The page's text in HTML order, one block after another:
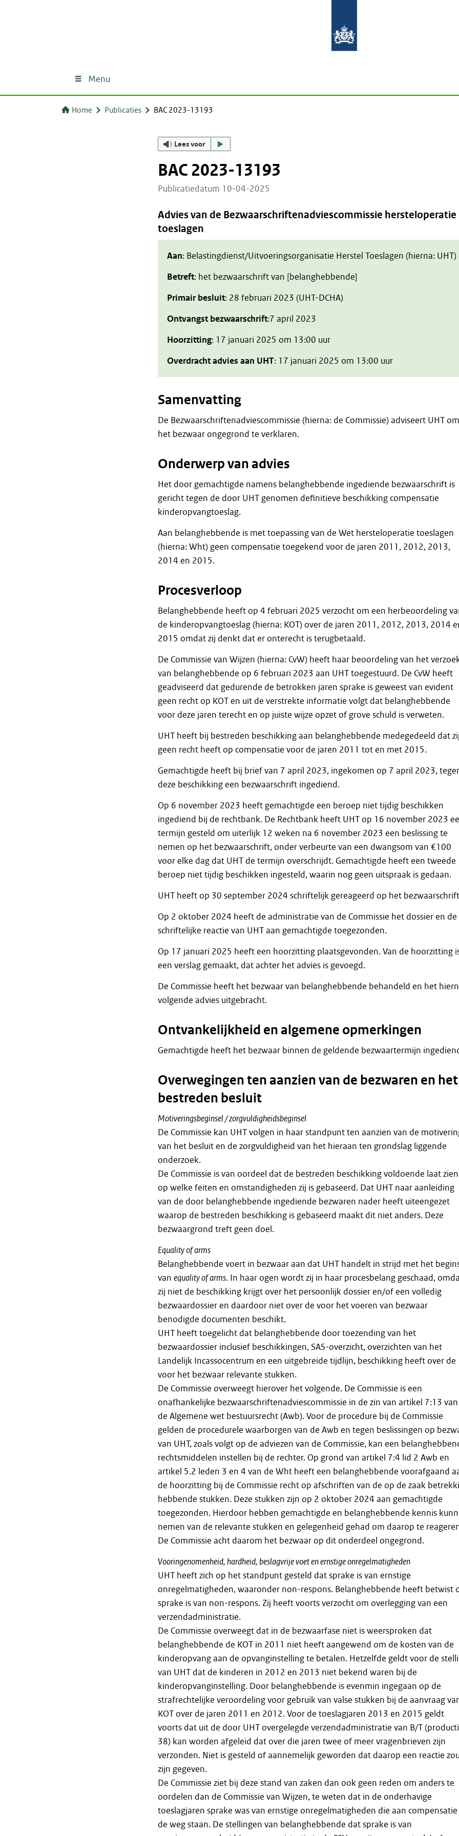
Menu
Home Publicaties BAC 2023-13193
Lees voor
BAC 2023-13193
Publicatiedatum 10-04-2025
Advies van de Bezwaarschriftenadviescommissie hersteloperatie
toeslagen
Aan: Belastingdienst/Uitvoeringsorganisatie Herstel Toeslagen (hierna: UHT)
Betreft: het bezwaarschrift van [belanghebbende]
Primair besluit: 28 februari 2023 (UHT-DCHA)
Ontvangst bezwaarschrift:7 april 2023
Hoorzitting: 17 januari 2025 om 13:00 uur
Overdracht advies aan UHT: 17 januari 2025 om 13:00 uur
Samenvatting
De Bezwaarschriftenadviescommissie (hierna: de Commissie) adviseert UHT om
het bezwaar ongegrond te verklaren.
Onderwerp van advies
Het door gemachtigde namens belanghebbende ingediende bezwaarschrift is
gericht tegen de door UHT genomen definitieve beschikking compensatie
kinderopvangtoeslag.
Aan belanghebbende is met toepassing van de Wet hersteloperatie toeslagen
(hierna: Wht) geen compensatie toegekend voor de jaren 2011, 2012, 2013,
2014 en 2015.
Procesverloop
Belanghebbende heeft op 4 februari 2025 verzocht om een herbeoordeling
de kinderopvangtoeslag (hierna: KOT) over de jaren 2011, 2012, 2013, 2014
2015 omdat zij denkt dat er onterecht is terugbetaald.
De Commissie van Wijzen (hierna: CvW) heeft haar beoordeling van het
van belanghebbende op 6 februari 2023 aan UHT toegestuurd. De CvW heeft
geadviseerd dat gedurende de betrokken jaren sprake is geweest van evident
geen recht op KOT en uit de verstrekte informatie volgt dat belanghebbende
voor deze jaren terecht en op juiste wijze opzet of grove schuld is verweten.
UHT heeft bij bestreden beschikking aan belanghebbende medegedeeld dat zij
geen recht heeft op compensatie voor de jaren 2011 tot en met 2015.
Gemachtigde heeft bij brief van 7 april 2023, ingekomen op 7 april 2023,
deze beschikking een bezwaarschrift ingediend.
Op 6 november 2023 heeft gemachtigde een beroep niet tijdig beschikken
ingediend bij de rechtbank. De Rechtbank heeft UHT op 16 november 2023
termijn gesteld om uiterlijk 12 weken na 6 november 2023 een beslissing te
nemen op het bezwaarschrift, onder verbeurte van een dwangsom van €100
voor elke dag dat UHT de termijn overschrijdt. Gemachtigde heeft een tweede
beroep niet tijdig beschikken ingesteld, waarin nog geen uitspraak is gedaan.
UHT heeft op 30 september 2024 schriftelijk gereageerd op het
Op 2 oktober 2024 heeft de administratie van de Commissie het dossier en de
schriftelijke reactie van UHT aan gemachtigde toegezonden.
Op 17 januari 2025 heeft een hoorzitting plaatsgevonden. Van de hoorzitting
een verslag gemaakt, dat achter het advies is gevoegd.
De Commissie heeft het bezwaar van belanghebbende behandeld en het
volgende advies uitgebracht.
Ontvankelijkheid en algemene opmerkingen
Gemachtigde heeft het bezwaar binnen de geldende bezwaartermijn
Overwegingen ten aanzien van de bezwaren en het
bestreden besluit
Motiveringsbeginsel / zorgvuldigheidsbeginsel
De Commissie kan UHT volgen in haar standpunt ten aanzien van de
van het besluit en de zorgvuldigheid van het hieraan ten grondslag liggende
onderzoek.
De Commissie is van oordeel dat de bestreden beschikking voldoende laat zien
op welke feiten en omstandigheden zij is gebaseerd. Dat UHT naar aanleiding
van de door belanghebbende ingediende bezwaren nader heeft uiteengezet
waarop de bestreden beschikking is gebaseerd maakt dit niet anders. Deze
bezwaargrond treft geen doel.
Equality of arms
Belanghebbende voert in bezwaar aan dat UHT handelt in strijd met het
van equality of arms. In haar ogen wordt zij in haar procesbelang geschaad,
zij niet de beschikking krijgt over het persoonlijk dossier en/of een volledig
bezwaardossier en daardoor niet over de voor het voeren van bezwaar
benodigde documenten beschikt.
UHT heeft toegelicht dat belanghebbende door toezending van het
bezwaardossier inclusief beschikkingen, SAS-overzicht, overzichten van het
Landelijk Incassocentrum en een uitgebreide tijdlijn, beschikking heeft over de
voor het bezwaar relevante stukken.
De Commissie overweegt hierover het volgende. De Commissie is een
onafhankelijke bezwaarschriftenadviescommissie in de zin van artikel 7:13 van
de Algemene wet bestuursrecht (Awb). Voor de procedure bij de Commissie
gelden de procedurele waarborgen van de Awb en tegen beslissingen op
van UHT, zoals volgt op de adviezen van de Commissie, kan een
rechtsmiddelen instellen bij de rechter. Op grond van artikel 7:4 lid 2 Awb en
artikel 5.2 leden 3 en 4 van de Wht heeft een belanghebbende voorafgaand
de hoorzitting bij de Commissie recht op afschriften van de op de zaak
hebbende stukken. Deze stukken zijn op 2 oktober 2024 aan gemachtigde
toegezonden. Hierdoor hebben gemachtigde en belanghebbende kennis
nemen van de relevante stukken en gelegenheid gehad om daarop te
De Commissie acht daarom het bezwaar op dit onderdeel ongegrond.
Vooringenomenheid, hardheid, beslagvrije voet en ernstige onregelmatigheden
UHT heeft zich op het standpunt gesteld dat sprake is van ernstige
onregelmatigheden, waaronder non-respons. Belanghebbende heeft betwist
sprake is van non-respons. Zij heeft voorts verzocht om overlegging van een
verzendadministratie.
De Commissie overweegt dat in de bezwaarfase niet is weersproken dat
belanghebbende de KOT in 2011 niet heeft aangewend om de kosten van de
kinderopvang aan de opvanginstelling te betalen. Hetzelfde geldt voor de
van UHT dat de kinderen in 2012 en 2013 niet bekend waren bij de
kinderopvanginstelling. Door belanghebbende is evenmin ingegaan op de
strafrechtelijke veroordeling voor gebruik van valse stukken bij de aanvraag
KOT over de jaren 2011 en 2012. Voor de toeslagjaren 2013 en 2015 geldt
voorts dat uit de door UHT overgelegde verzendadministratie van B/T
38) kan worden afgeleid dat over die jaren twee of meer vragenbrieven zijn
verzonden. Niet is gesteld of aannemelijk geworden dat daarop een reactie zou
zijn gegeven.
De Commissie ziet bij deze stand van zaken dan ook geen reden om anders te
oordelen dan de Commissie van Wijzen, te weten dat in de onderhavige
toeslagjaren sprake was van ernstige onregelmatigheden die aan compensatie
de weg staan. De stellingen van belanghebbende dat sprake is van